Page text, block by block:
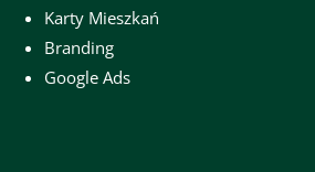
Karty Mieszkań
Branding
Google Ads